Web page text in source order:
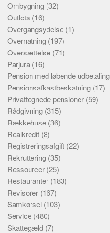
Ombygning (32)
Outlets (16)
Overgangsydelse (1)
Overnatning (197)
Oversættelse (71)
Parjura (16)
Pension med løbende udbetaling
Pensionsafkastbeskatning (17)
Privattegnede pensioner (59)
Rådgivning (315)
Rækkehuse (36)
Realkredit (8)
Registreringsafgift (22)
Rekruttering (35)
Ressourcer (25)
Restauranter (183)
Revisorer (167)
Samkørsel (103)
Service (480)
Skattegæld (7)